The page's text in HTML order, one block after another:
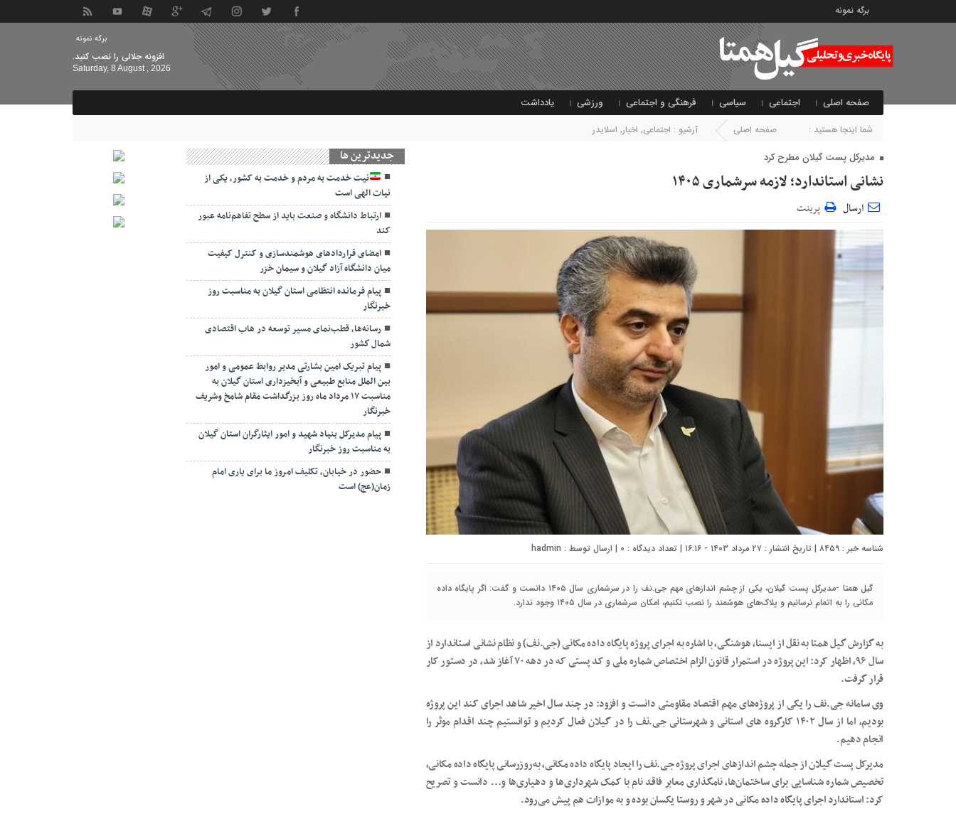
برگه نمونه
برگه نمونه
افزونه جلالی را نصب کنید.
Saturday, 8 August , 2026
صفحه اصلی اجتماعی سیاسی فرهنگی و اجتماعی ورزشی یادداشت
شما اینجا هستید : صفحه اصلی آرشیو : اجتماعی, اخبار, اسلایدر
مدیرکل پست گیلان مطرح کرد
نشانی استاندارد؛ لازمه سرشماری ۱۴۰۵
ارسال پرینت
شناسه خبر : ۸۴۵۹ | تاریخ انتشار : ۲۷ مرداد ۱۴۰۳ - ۱۶:۱۶ | تعداد دیدگاه : ۰ | ارسال توسط : hadmin
گیل همتا -مدیرکل پست گیلان، یکی از چشم اندازهای مهم جی.نف را در سرشماری سال ۱۴۰۵ دانست و گفت: اگر پایگاه داده
مکانی را به اتمام نرسانیم و پلاک‌های هوشمند را نصب نکنیم، امکان سرشماری در سال ۱۴۰۵ وجود ندارد.
به گزارش گیل همتا به نقل از ایسنا، هوشنگی، با اشاره به اجرای پروژه پایگاه داده مکانی (جی.نف) و نظام نشانی استاندارد از
سال ۹۶، اظهار کرد: این پروژه در استمرار قانون الزام اختصاص شماره ملی و کد پستی که در دهه ۷۰ آغاز شد، در دستور کار
قرار گرفت.
وی سامانه جی.نف را یکی از پروژه‌های مهم اقتصاد مقاومتی دانست و افزود: در چند سال اخیر شاهد اجرای کند این پروژه
بودیم، اما از سال ۱۴۰۲ کارگروه های استانی و شهرستانی جی.نف را در گیلان فعال کردیم و توانستیم چند اقدام موثر را
انجام دهیم.
مدیرکل پست گیلان از جمله چشم اندازهای اجرای پروژه جی.نف را ایجاد پایگاه داده مکانی، به روزرسانی پایگاه داده مکانی،
تخصیص شماره شناسایی برای ساختمان‌ها، نامگذاری معابر فاقد نام با کمک شهرداری‌ها و دهیاری‌ها و… دانست و تصریح
کرد: استاندارد اجرای پایگاه داده مکانی در شهر و روستا یکسان بوده و به موازات هم پیش می‌رود.
جديدترين ها
نیت خدمت به مردم و خدمت به کشور، یکی از
نیات الهی است
ارتباط دانشگاه و صنعت باید از سطح تفاهم‌نامه عبور
کند
امضای قراردادهای هوشمندسازی و کنترل کیفیت
میان دانشگاه آزاد گیلان و سیمان خزر
پیام فرمانده انتظامی استان گیلان به مناسبت روز
خبرنگار
رسانه‌ها، قطب‌نمای مسیر توسعه در هاب اقتصادی
شمال كشور
پیام تبریک امین بشارتی مدیر روابط عمومی و امور
بین الملل منابع طبیعی و آبخیزداری استان گیلان به
مناسبت ۱۷ مرداد ماه روز بزرگداشت مقام شامخ وشریف
خبرنگار
پیام مدیرکل بنیاد شهید و امور ایثارگران استان گیلان
به مناسبت روز خبرنگار
حضور در خیابان، تکلیف امروز ما برای یاری امام
زمان(عج) است